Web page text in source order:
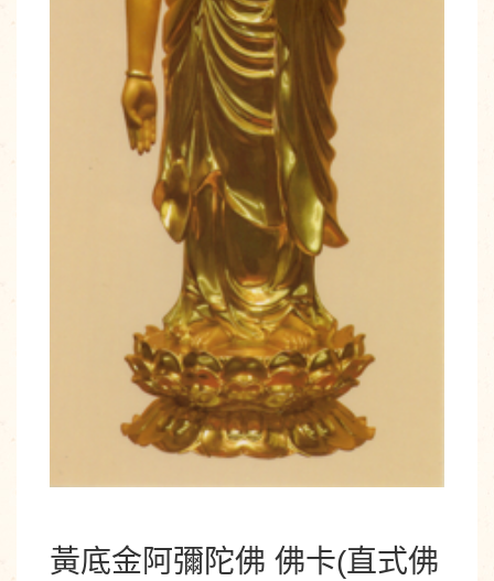
黃底金阿彌陀佛 佛卡(直式佛